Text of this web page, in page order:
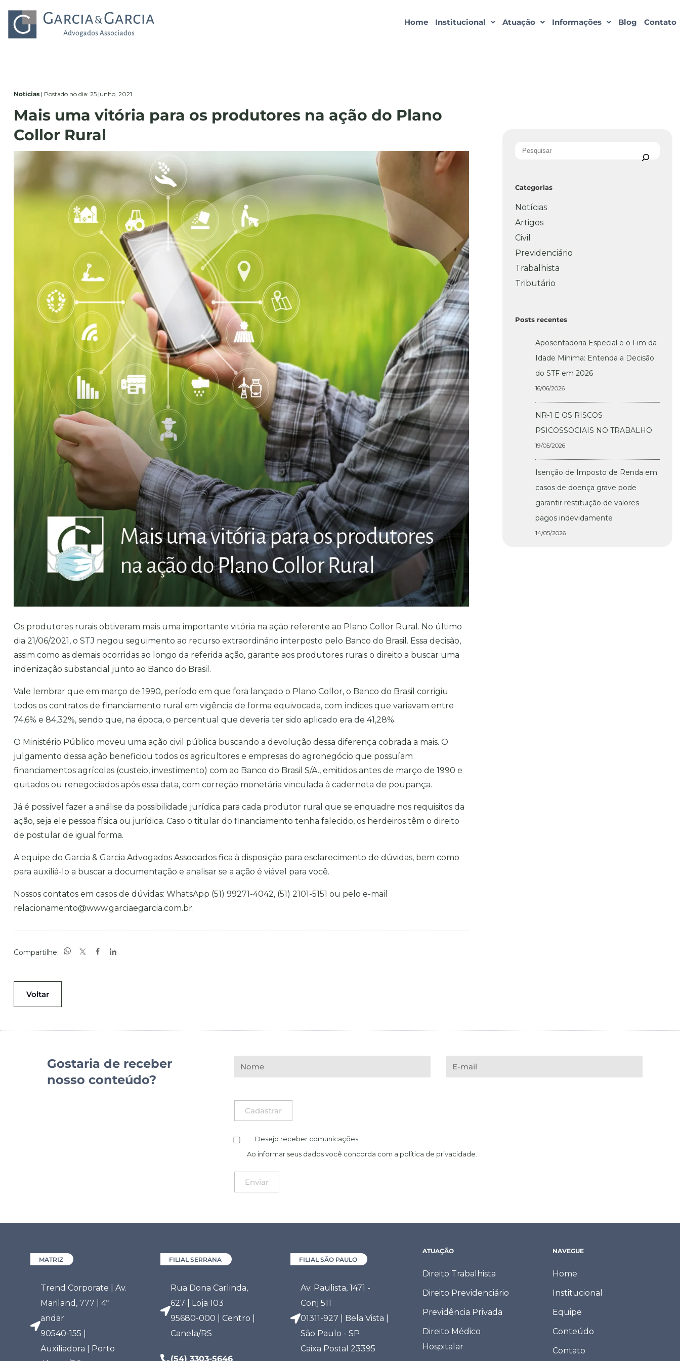
Home Institucional Atuação Informações Blog Contato
Notícias | Postado no dia: 25 junho, 2021
Mais uma vitória para os produtores na ação do Plano
Collor Rural
Os produtores rurais obtiveram mais uma importante vitória na ação referente ao Plano Collor Rural. No último
dia 21/06/2021, o STJ negou seguimento ao recurso extraordinário interposto pelo Banco do Brasil. Essa decisão,
assim como as demais ocorridas ao longo da referida ação, garante aos produtores rurais o direito a buscar uma
indenização substancial junto ao Banco do Brasil.
Vale lembrar que em março de 1990, período em que fora lançado o Plano Collor, o Banco do Brasil corrigiu
todos os contratos de financiamento rural em vigência de forma equivocada, com índices que variavam entre
74,6% e 84,32%, sendo que, na época, o percentual que deveria ter sido aplicado era de 41,28%.
O Ministério Público moveu uma ação civil pública buscando a devolução dessa diferença cobrada a mais. O
julgamento dessa ação beneficiou todos os agricultores e empresas do agronegócio que possuíam
financiamentos agrícolas (custeio, investimento) com ao Banco do Brasil S/A., emitidos antes de março de 1990 e
quitados ou renegociados após essa data, com correção monetária vinculada à caderneta de poupança.
Já é possível fazer a análise da possibilidade jurídica para cada produtor rural que se enquadre nos requisitos da
ação, seja ele pessoa física ou jurídica. Caso o titular do financiamento tenha falecido, os herdeiros têm o direito
de postular de igual forma.
A equipe do Garcia & Garcia Advogados Associados fica à disposição para esclarecimento de dúvidas, bem como
para auxiliá-lo a buscar a documentação e analisar se a ação é viável para você.
Nossos contatos em casos de dúvidas: WhatsApp (51) 99271-4042, (51) 2101-5151 ou pelo e-mail
relacionamento@www.garciaegarcia.com.br.
Compartilhe:
Voltar
Categorias
Notícias
Artigos
Civil
Previdenciário
Trabalhista
Tributário
Posts recentes
Aposentadoria Especial e o Fim da
Idade Mínima: Entenda a Decisão
do STF em 2026
16/06/2026
NR-1 E OS RISCOS
PSICOSSOCIAIS NO TRABALHO
19/05/2026
Isenção de Imposto de Renda em
casos de doença grave pode
garantir restituição de valores
pagos indevidamente
14/05/2026
Gostaria de receber
nosso conteúdo?
Desejo receber comunicações.
Ao informar seus dados você concorda com a política de privacidade
MATRIZ
Trend Corporate | Av.
Mariland, 777 | 4º
andar
90540-155 |
Auxiliadora | Porto
FILIAL SERRANA
Rua Dona Carlinda,
627 | Loja 103
95680-000 | Centro |
Canela/RS
(54) 3303-5646
FILIAL SÃO PAULO
Av. Paulista, 1471 -
Conj 511
01311-927 | Bela Vista |
São Paulo - SP
Caixa Postal 23395
ATUAÇÃO
Direito Trabalhista
Direito Previdenciário
Previdência Privada
Direito Médico
Hospitalar
NAVEGUE
Home
Institucional
Equipe
Conteúdo
Contato